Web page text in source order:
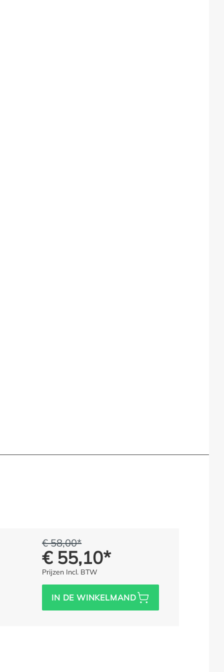
In plaats van:
€ 58,00*(5% opgeslagen)
Prijs voor iedereen:
€ 55,10*
Prijzen Incl. BTW
IN DE WINKELMAND